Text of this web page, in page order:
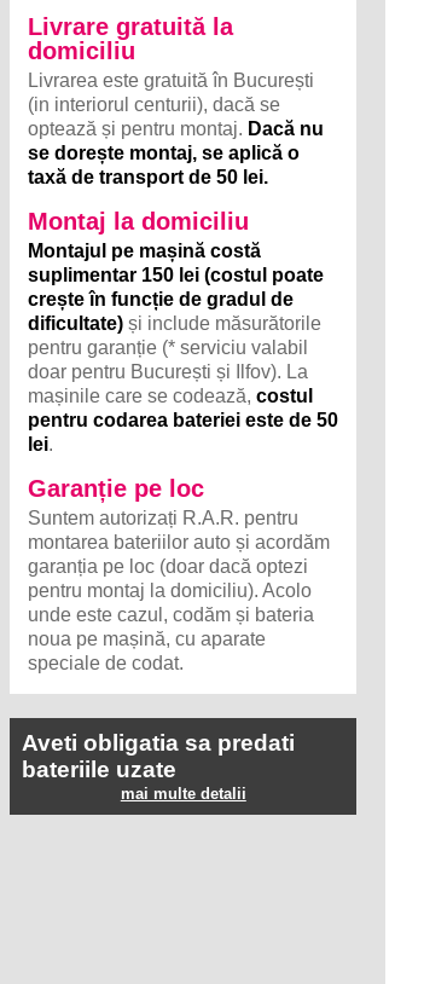
Livrare gratuită la
domiciliu
Livrarea este gratuită în București
(in interiorul centurii), dacă se
optează și pentru montaj. Dacă nu
se dorește montaj, se aplică o
taxă de transport de 50 lei.
Montaj la domiciliu
Montajul pe mașină costă
suplimentar 150 lei (costul poate
crește în funcție de gradul de
dificultate) și include măsurătorile
pentru garanție (* serviciu valabil
doar pentru București și Ilfov). La
mașinile care se codează,costul
pentru codarea bateriei este de 50
lei.
Garanție pe loc
Suntem autorizați R.A.R. pentru
montarea bateriilor auto și acordăm
garanția pe loc (doar dacă optezi
pentru montaj la domiciliu). Acolo
unde este cazul, codăm și bateria
noua pe mașină, cu aparate
speciale de codat.
Aveti obligatia sa predati
bateriile uzate
mai multe detalii